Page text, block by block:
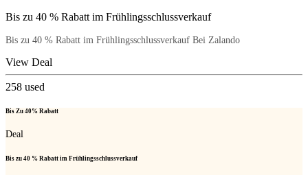
Bis zu 40 % Rabatt im Frühlingsschlussverkauf
Bis zu 40 % Rabatt im Frühlingsschlussverkauf Bei Zalando
View Deal
258 used
Bis Zu 40% Rabatt
Deal
Bis zu 40 % Rabatt im Frühlingsschlussverkauf